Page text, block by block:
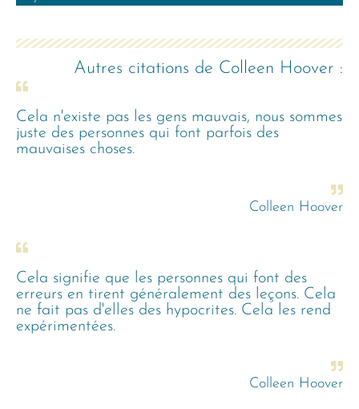
Autres citations de Colleen Hoover :
Cela n'existe pas les gens mauvais, nous sommes
juste des personnes qui font parfois des
mauvaises choses.
Colleen Hoover
Cela signifie que les personnes qui font des
erreurs en tirent généralement des leçons. Cela
ne fait pas d'elles des hypocrites. Cela les rend
expérimentées.
Colleen Hoover